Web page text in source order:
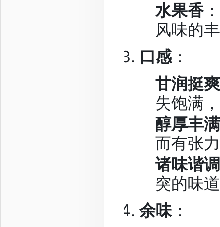
水果香
风味的
口感：
甘润挺爽
失饱满
醇厚丰满
而有张
诸味谐调
突的味
余味：